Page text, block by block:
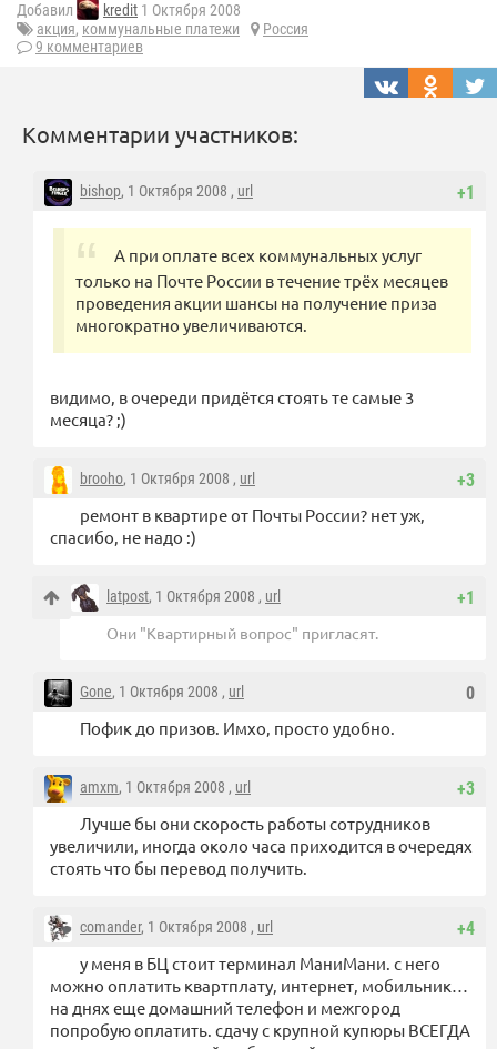
Добавил kredit 1 Октября 2008
акция, коммунальные платежи
Россия
9 комментариев
Комментарии участников:
+1
bishop, 1 Октября 2008 , url
А при оплате всех коммунальных услуг
только на Почте России в течение трёх месяцев
проведения акции шансы на получение приза
многократно увеличиваются.
видимо, в очереди придётся стоять те самые 3
месяца? ;)
+3
brooho, 1 Октября 2008 , url
ремонт в квартире от Почты России? нет уж,
спасибо, не надо :)
+1
latpost, 1 Октября 2008 , url
Они "Квартирный вопрос" пригласят.
0
Gone, 1 Октября 2008 , url
Пофик до призов. Имхо, просто удобно.
+3
amxm, 1 Октября 2008 , url
Лучше бы они скорость работы сотрудников
увеличили, иногда около часа приходится в очередях
стоять что бы перевод получить.
+4
comander, 1 Октября 2008 , url
у меня в БЦ стоит терминал МаниМани. с него
можно оплатить квартплату, интернет, мобильник…
на днях еще домашний телефон и межгород
попробую оплатить. сдачу с крупной купюры ВСЕГДА